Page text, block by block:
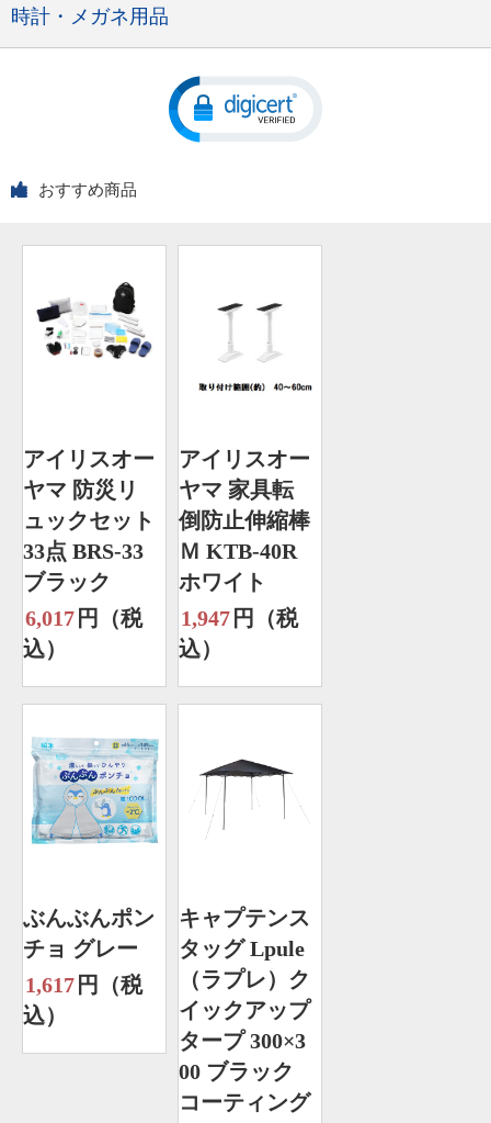
時計・メガネ用品
おすすめ商品
アイリスオー
ヤマ 防災リ
ュックセット
33点 BRS-33
ブラック
6,017 円（税
込）
アイリスオー
ヤマ 家具転
倒防止伸縮棒
Ｍ KTB-40R
ホワイト
1,947 円（税
込）
ぶんぶんポン
チョ グレー
1,617 円（税
込）
キャプテンス
タッグ Lpule
（ラプレ）ク
イックアップ
タープ 300×3
00 ブラック
コーティング